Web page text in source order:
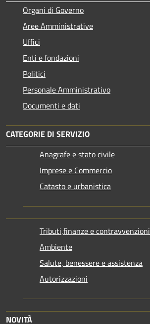
Organi di Governo
Aree Amministrative
Uffici
Enti e fondazioni
Politici
Personale Amministrativo
Documenti e dati
CATEGORIE DI SERVIZIO
Anagrafe e stato civile
Imprese e Commercio
Catasto e urbanistica
Tributi,finanze e contravvenzioni
Ambiente
Salute, benessere e assistenza
Autorizzazioni
NOVITÀ